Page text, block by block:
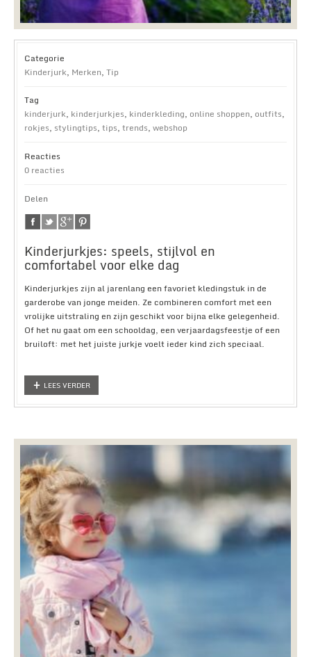
Categorie
Kinderjurk, Merken, Tip
Tag
kinderjurk, kinderjurkjes, kinderkleding, online shoppen, outfits,
rokjes, stylingtips, tips, trends, webshop
Reacties
0 reacties
Delen
Kinderjurkjes: speels, stijlvol en
comfortabel voor elke dag
Kinderjurkjes zijn al jarenlang een favoriet kledingstuk in de
garderobe van jonge meiden. Ze combineren comfort met een
vrolijke uitstraling en zijn geschikt voor bijna elke gelegenheid.
Of het nu gaat om een schooldag, een verjaardagsfeestje of een
bruiloft: met het juiste jurkje voelt ieder kind zich speciaal.
LEES VERDER